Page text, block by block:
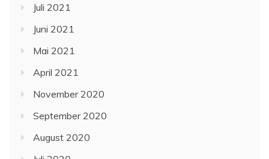
Juli 2021
Juni 2021
Mai 2021
April 2021
November 2020
September 2020
August 2020